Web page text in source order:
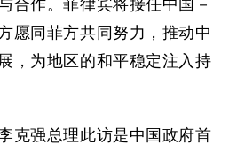
合作。菲律宾将接任中国－
愿同菲方共同努力，推动中
，为地区的和平稳定注入持
强总理此访是中国政府首